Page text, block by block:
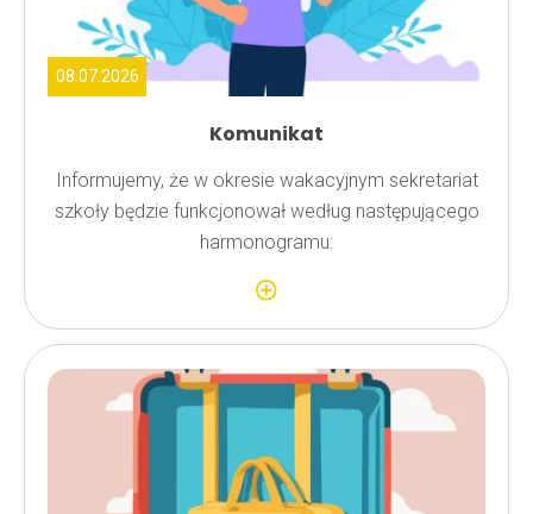
08.07.2026
Komunikat
Informujemy, że w okresie wakacyjnym sekretariat
szkoły będzie funkcjonował według następującego
harmonogramu: